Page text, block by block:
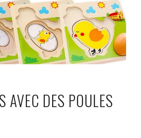
AVEC DES POULES